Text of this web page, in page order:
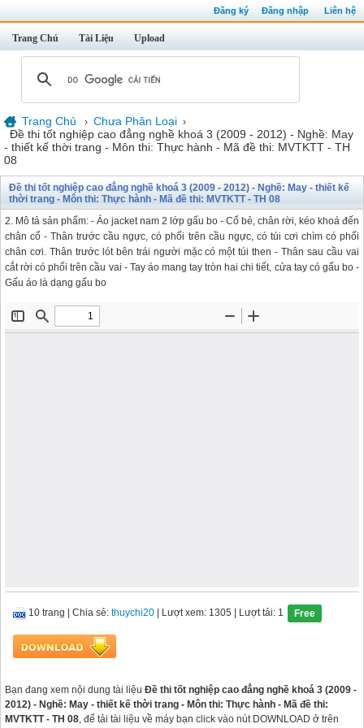
Đăng ký Đăng nhập Liên hệ
Trang Chủ Tài Liệu Upload
Trang Chủ › Chưa Phân Loại ›
Đề thi tốt nghiệp cao đẳng nghề khoá 3 (2009 - 2012) - Nghề: May
- thiết kế thời trang - Môn thi: Thực hành - Mã đề thi: MVTKTT - TH
08
Đề thi tốt nghiệp cao đẳng nghề khoá 3 (2009 - 2012) - Nghề: May - thiết kế
thời trang - Môn thi: Thực hành - Mã đề thi: MVTKTT - TH 08
2. Mô tả sản phẩm: - Áo jacket nam 2 lớp gấu bo - Cổ bẻ, chân rời, kéo khoá đến
chân cổ - Thân trước cầu ngực, có phối trên cầu ngực, có túi cơi chìm có phối
chân cơi. Thân trước lót bên trái người mặc có một túi then - Thân sau cầu vai
cắt rời có phối trên cầu vai - Tay áo mang tay tròn hai chi tiết, cửa tay có gấu bo -
Gấu áo là dạng gấu bo
10 trang Chia sẻ: thuychi20 | Lượt xem: 1305 | Lượt tải: 1 Free
Bạn đang xem nội dung tài liệu Đề thi tốt nghiệp cao đẳng nghề khoá 3 (2009 -
2012) - Nghề: May - thiết kế thời trang - Môn thi: Thực hành - Mã đề thi:
MVTKTT - TH 08, để tải tài liệu về máy bạn click vào nút DOWNLOAD ở trên